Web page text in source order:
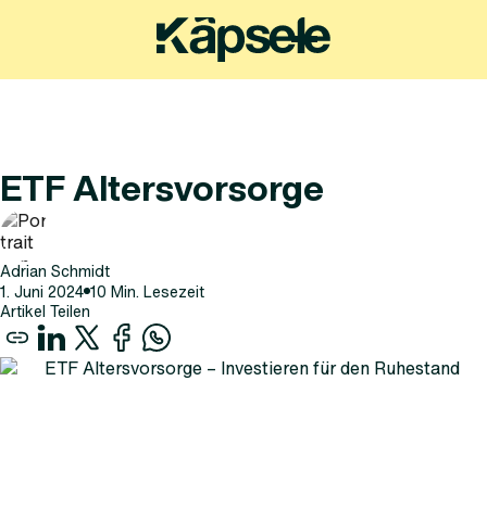
ETF Altersvorsorge
Adrian Schmidt
1. Juni 2024 10 Min. Lesezeit
Artikel Teilen